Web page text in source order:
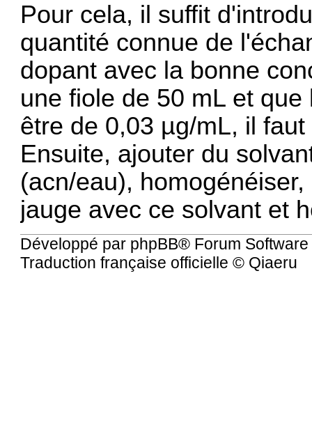
Pour cela, il suffit
quantité connue de
dopant avec la bonne
une fiole de 50 mL et
être de 0,03 µg/mL, il
Ensuite, ajouter du
(acn/eau),
jauge avec ce solvant et
Développé par phpBB® Forum
Traduction française officielle © Qiaeru